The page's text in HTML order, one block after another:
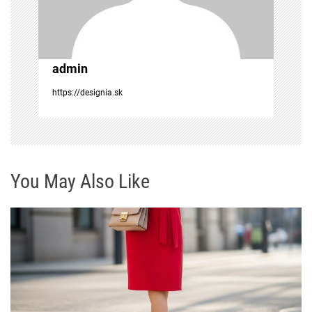
č
l
á
n
k
u
admin
https://designia.sk
You May Also Like